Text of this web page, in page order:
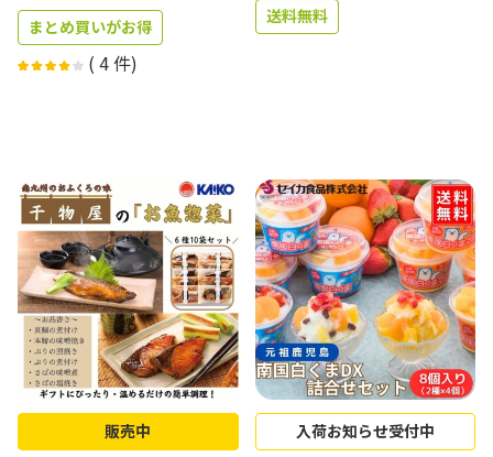
まとめ買いがお得
( 4件)
送料無料
販売中 入荷お知らせ受付中